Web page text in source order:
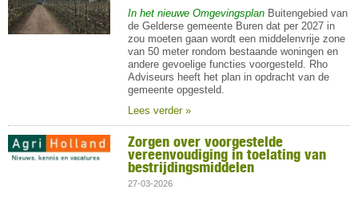
In het nieuwe OmgevingsplanBuitengebied van
de Gelderse gemeente Buren dat per 2027 in
zou moeten gaan wordt een middelenvrije zone
van 50 meter rondom bestaande woningen en
andere gevoelige functies voorgesteld. Rho
Adviseurs heeft het plan in opdracht van de
gemeente opgesteld.
Lees verder »
Zorgen over voorgestelde
vereenvoudiging in toelating van
bestrijdingsmiddelen
27-03-2026